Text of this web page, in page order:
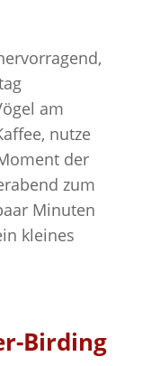
am
nutze
der
zum
Minuten
kleines
Birding